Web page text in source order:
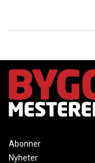
Abonner
Nyheter